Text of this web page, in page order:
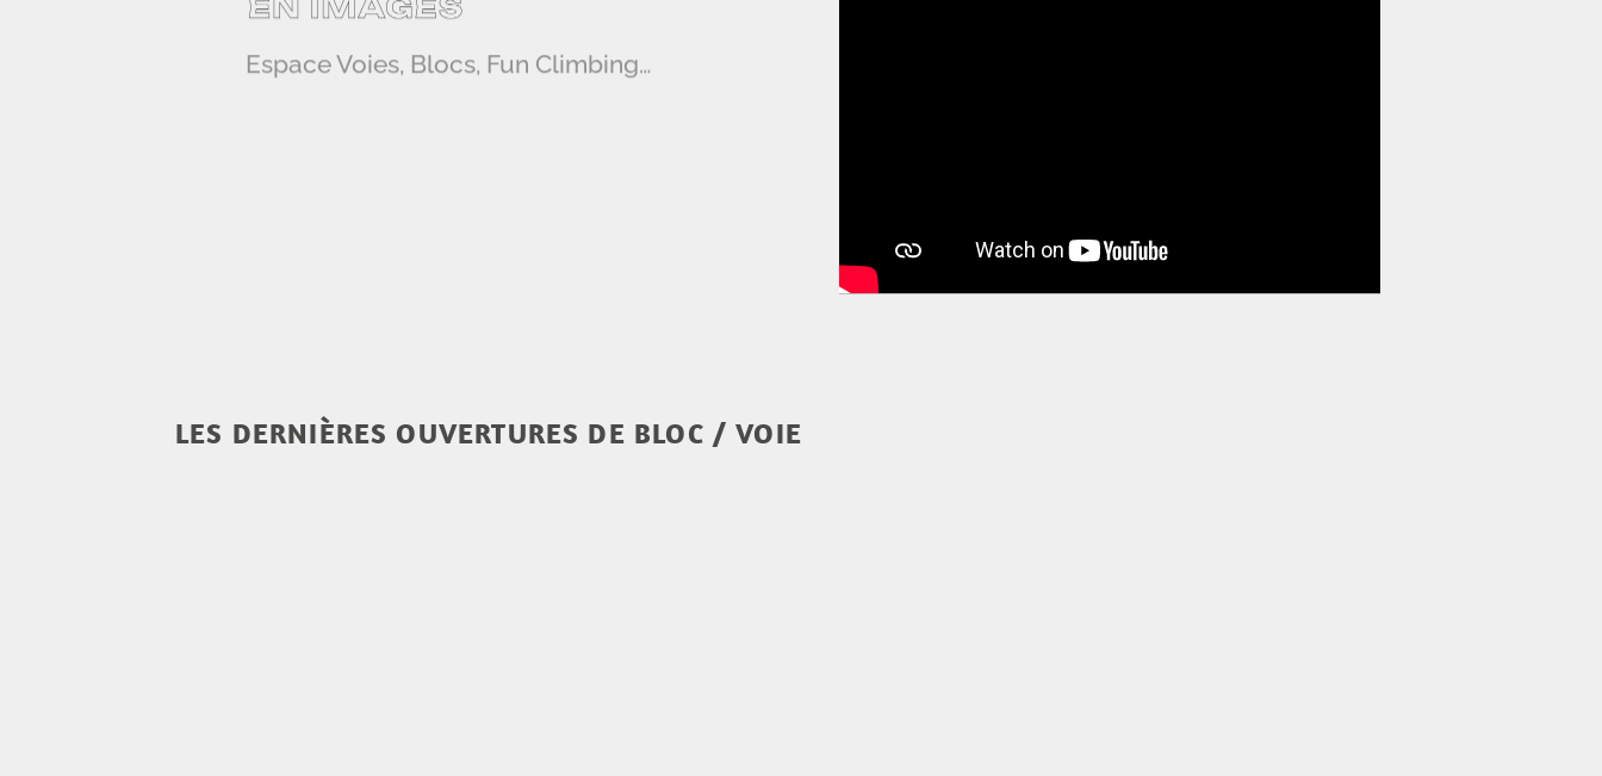
Espace Voies, Blocs, Fun Climbing…
LES DERNIÈRES OUVERTURES DE BLOC / VOIE